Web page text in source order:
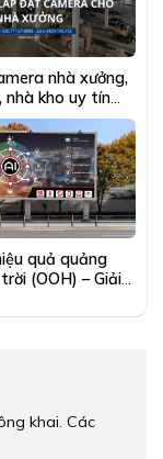
nhà xưởng,
nhà kho uy tín
quả quảng
(OOH) – Giải
khai. Các